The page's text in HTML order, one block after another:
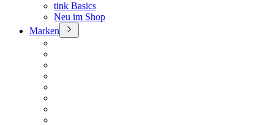
tink Basics
Neu im Shop
Marken